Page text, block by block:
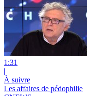
1:31
|
À suivre
Les affaires de pédophilie